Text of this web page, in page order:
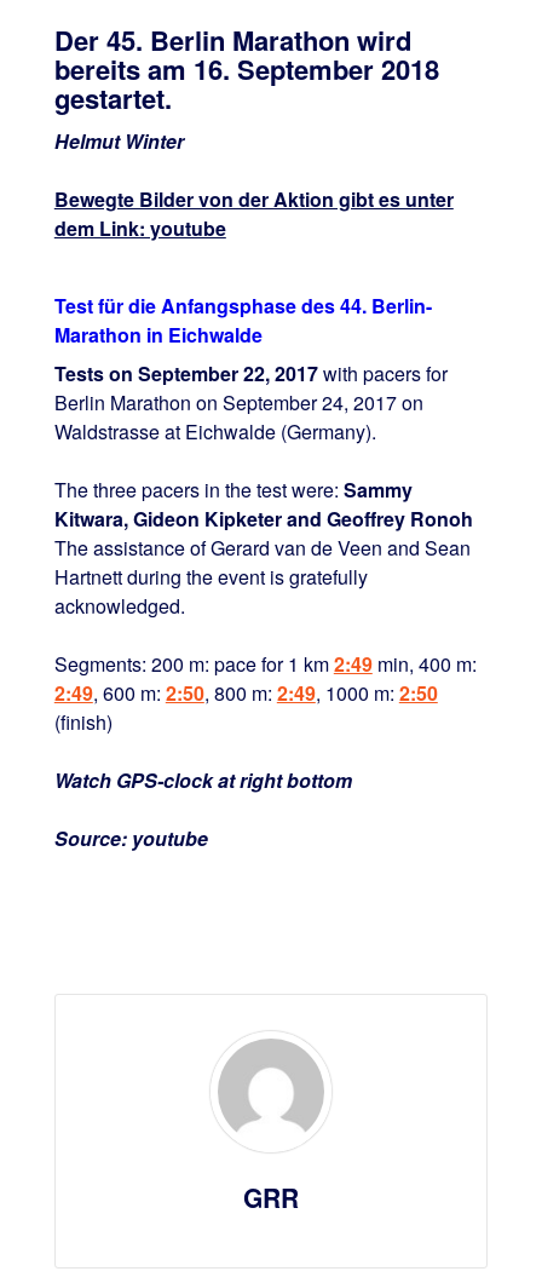
Der 45. Berlin Marathon wird
bereits am 16. September 2018
gestartet.
Helmut Winter
Bewegte Bilder von der Aktion gibt es unter
dem Link: youtube
Test für die Anfangsphase des 44. Berlin-
Marathon in Eichwalde
Tests on September 22, 2017with pacers for
Berlin Marathon on September 24, 2017 on
Waldstrasse at Eichwalde (Germany).
The three pacers in the test were: Sammy
Kitwara, Gideon Kipketer and Geoffrey Ronoh
The assistance of Gerard van de Veen and Sean
Hartnett during the event is gratefully
acknowledged.
Segments: 200 m: pace for 1 km2:49min, 400 m:
2:49, 600 m: 2:50, 800 m: 2:49, 1000 m: 2:50
(finish)
Watch GPS-clock at right bottom
Source: youtube
GRR